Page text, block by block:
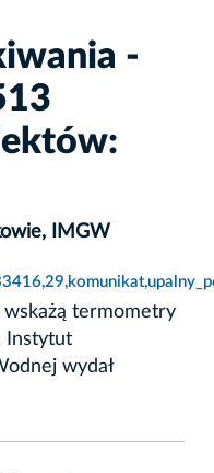
-
IMGW
wskażą termometry
Instytut
wydał